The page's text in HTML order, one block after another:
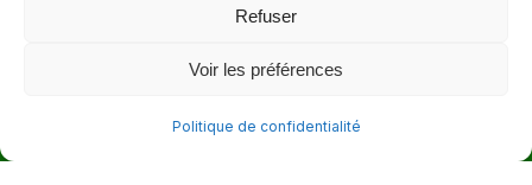
Refuser
Voir les préférences
Politique de confidentialité
6651, boul. Saint-Laurent, Montréal (Québec) H2S 3C5
Heures d'ouvertures